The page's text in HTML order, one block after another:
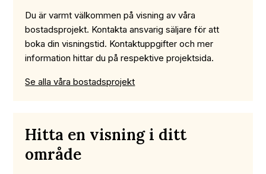
Du är varmt välkommen på visning av våra
bostadsprojekt. Kontakta ansvarig säljare för att
boka din visningstid. Kontaktuppgifter och mer
information hittar du på respektive projektsida.
Se alla våra bostadsprojekt
Hitta en visning i ditt
område